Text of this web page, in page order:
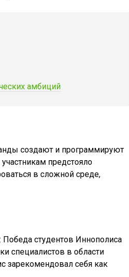
амбиций
создают и программируют
предстояло
в сложной среде,
студентов Иннополиса
специалистов в области
зарекомендовал себя как